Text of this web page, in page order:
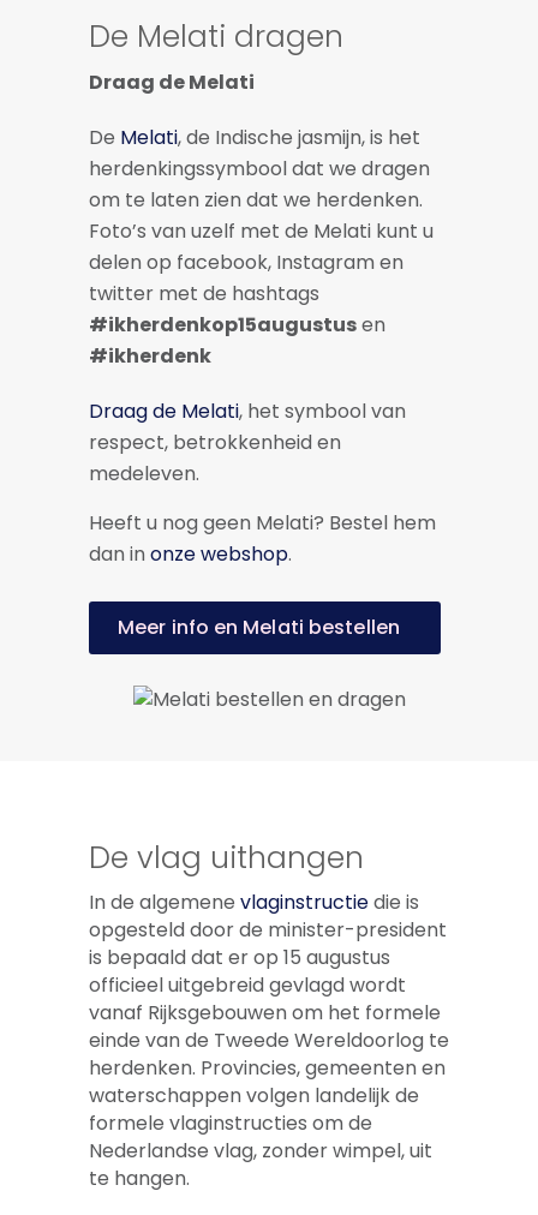
De Melati dragen
Draag de Melati
De Melati, de Indische jasmijn, is het
herdenkingssymbool dat we dragen
om te laten zien dat we herdenken.
Foto’s van uzelf met de Melati kunt u
delen op facebook, Instagram en
twitter met de hashtags
#ikherdenkop15augustusen
#ikherdenk
Draag de Melati, het symbool van
respect, betrokkenheid en
medeleven.
Heeft u nog geen Melati? Bestel hem
dan in onze webshop.
Meer info en Melati bestellen
De vlag uithangen
In de algemene vlaginstructiedie is
opgesteld door de minister-president
is bepaald dat er op 15 augustus
officieel uitgebreid gevlagd wordt
vanaf Rijksgebouwen om het formele
einde van de Tweede Wereldoorlog te
herdenken. Provincies, gemeenten en
waterschappen volgen landelijk de
formele vlaginstructies om de
Nederlandse vlag, zonder wimpel, uit
te hangen.